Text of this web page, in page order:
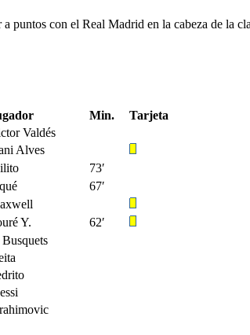
puntos con el Real Madrid en la cabeza de la
Min.
Tarjeta
Valdés
Alves
73′
67′
Y.
62′
Busquets